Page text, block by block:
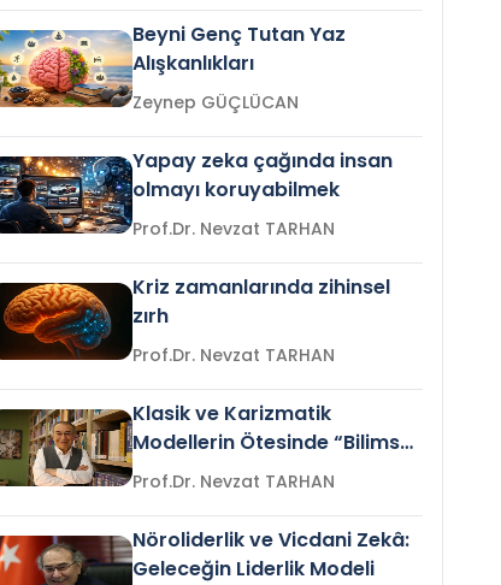
Beyni Genç Tutan Yaz
Alışkanlıkları
Zeynep GÜÇLÜCAN
Yapay zeka çağında insan
olmayı koruyabilmek
Prof.Dr. Nevzat TARHAN
Kriz zamanlarında zihinsel
zırh
Prof.Dr. Nevzat TARHAN
Klasik ve Karizmatik
Modellerin Ötesinde “Bilimsel
Liderlik”
Prof.Dr. Nevzat TARHAN
Nöroliderlik ve Vicdani Zekâ:
Geleceğin Liderlik Modeli